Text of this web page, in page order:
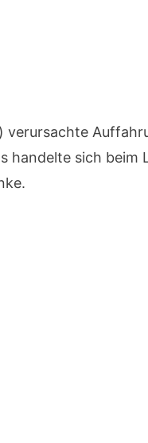
verursachte
handelte sich beim